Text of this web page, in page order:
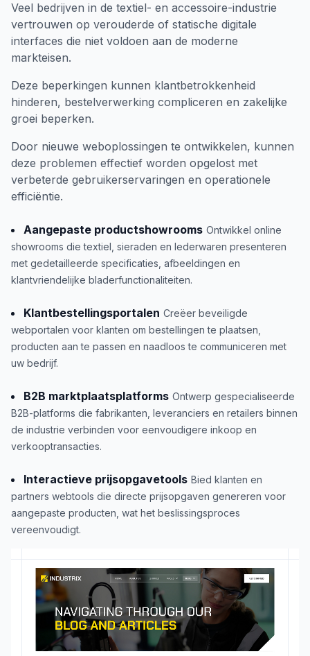
Veel bedrijven in de textiel- en accessoire-industrie
vertrouwen op verouderde of statische digitale
interfaces die niet voldoen aan de moderne
markteisen.
Deze beperkingen kunnen klantbetrokkenheid
hinderen, bestelverwerking compliceren en zakelijke
groei beperken.
Door nieuwe weboplossingen te ontwikkelen, kunnen
deze problemen effectief worden opgelost met
verbeterde gebruikerservaringen en operationele
efficiëntie.
Aangepaste productshowrooms Ontwikkel online
showrooms die textiel, sieraden en lederwaren presenteren
met gedetailleerde specificaties, afbeeldingen en
klantvriendelijke bladerfunctionaliteiten.
Klantbestellingsportalen Creëer beveiligde
webportalen voor klanten om bestellingen te plaatsen,
producten aan te passen en naadloos te communiceren met
uw bedrijf.
B2B marktplaatsplatforms Ontwerp gespecialiseerde
B2B-platforms die fabrikanten, leveranciers en retailers binnen
de industrie verbinden voor eenvoudigere inkoop en
verkooptransacties.
Interactieve prijsopgavetools Bied klanten en
partners webtools die directe prijsopgaven genereren voor
aangepaste producten, wat het beslissingsproces
vereenvoudigt.